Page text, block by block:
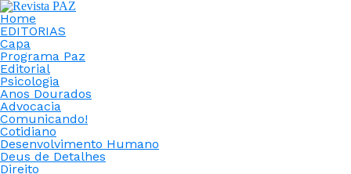
Home
EDITORIAS
Capa
Programa Paz
Editorial
Psicologia
Anos Dourados
Advocacia
Comunicando!
Cotidiano
Desenvolvimento Humano
Deus de Detalhes
Direito